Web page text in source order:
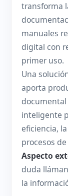
transforma
manuales
digital con
primer uso.
Una
aporta
inteligente
eficiencia,
procesos
Aspecto
duda
la